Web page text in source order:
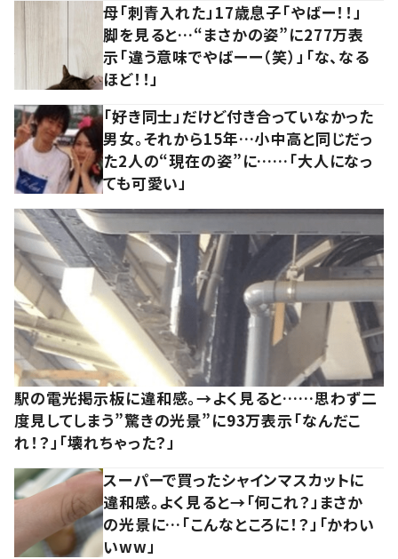
母「刺青入れた」17歳息子「やばー！！」
脚を見ると…“まさかの姿”に277万表
示「違う意味でやばーー（笑）」「な、なる
ほど！！」
「好き同士」だけど付き合っていなかった
男女。それから15年…小中高と同じだっ
た2人の“現在の姿”に……「大人になっ
ても可愛い」
駅の電光掲示板に違和感。→よく見ると……思わず二
度見してしまう”驚きの光景”に93万表示「なんだこ
れ！？」「壊れちゃった？」
スーパーで買ったシャインマスカットに
違和感。よく見ると→「何これ？」まさか
の光景に…「こんなところに！？」「かわい
いww」